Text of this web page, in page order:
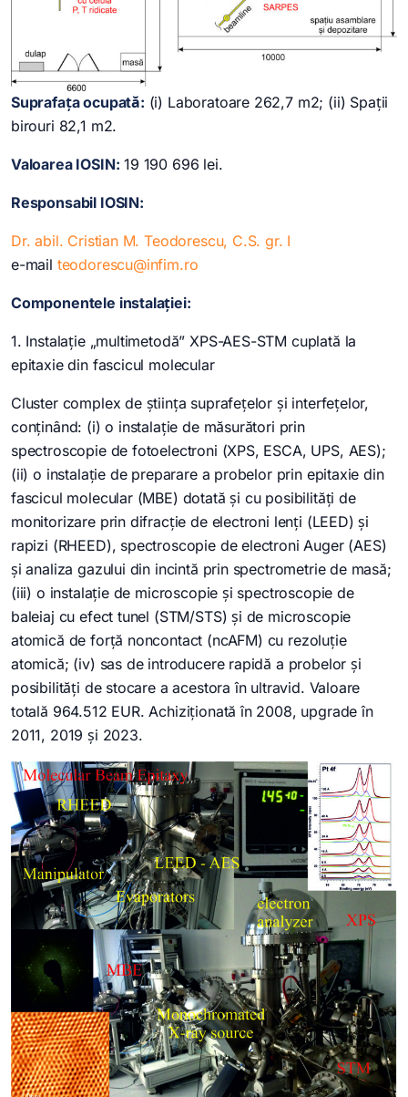
Suprafața ocupată: (i) Laboratoare 262,7 m2; (ii) Spații
birouri 82,1 m2.
Valoarea IOSIN: 19 190 696 lei.
Responsabil IOSIN:
Dr. abil. Cristian M. Teodorescu, C.S. gr. I
e-mail teodorescu@infim.ro
Componentele instalației:
1. Instalație „multimetodă” XPS-AES-STM cuplată la
epitaxie din fascicul molecular
Cluster complex de știința suprafețelor și interfețelor,
conținând: (i) o instalație de măsurători prin
spectroscopie de fotoelectroni (XPS, ESCA, UPS, AES);
(ii) o instalație de preparare a probelor prin epitaxie din
fascicul molecular (MBE) dotată și cu posibilități de
monitorizare prin difracție de electroni lenți (LEED) și
rapizi (RHEED), spectroscopie de electroni Auger (AES)
și analiza gazului din incintă prin spectrometrie de masă;
(iii) o instalație de microscopie și spectroscopie de
baleiaj cu efect tunel (STM/STS) și de microscopie
atomică de forță noncontact (ncAFM) cu rezoluție
atomică; (iv) sas de introducere rapidă a probelor și
posibilități de stocare a acestora în ultravid. Valoare
totală 964.512 EUR. Achiziționată în 2008, upgrade în
2011, 2019 și 2023.